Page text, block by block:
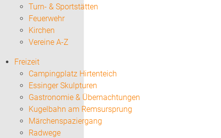
Turn- & Sportstätten
Feuerwehr
Kirchen
Vereine A-Z
Freizeit
Campingplatz Hirtenteich
Essinger Skulpturen
Gastronomie & Übernachtungen
Kugelbahn am Remsursprung
Märchenspaziergang
Radwege